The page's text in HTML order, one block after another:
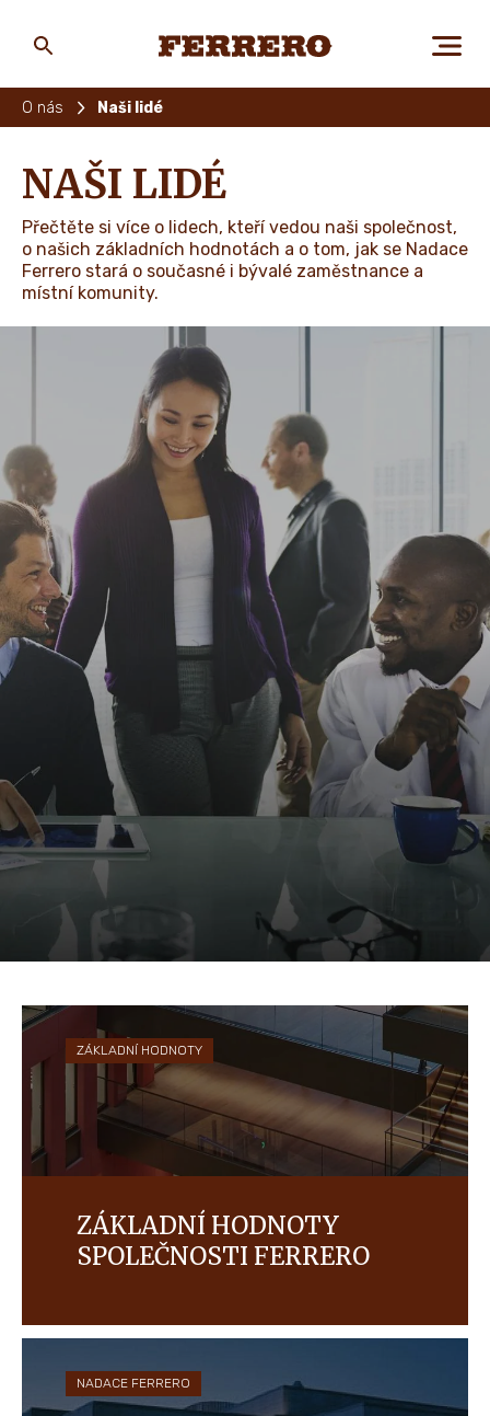
O NÁS
LIDÉ A PLANETA
NAŠE ZNAČKY
KARIÉRA
NOVINKY
main
O nás Naši lidé
NAŠI LIDÉ
Přečtěte si více o lidech, kteří vedou naši společnost,
o našich základních hodnotách a o tom, jak se Nadace
Ferrero stará o současné i bývalé zaměstnance a
místní komunity.
ZÁKLADNÍ HODNOTY
ZÁKLADNÍ HODNOTY
SPOLEČNOSTI FERRERO
NADACE FERRERO